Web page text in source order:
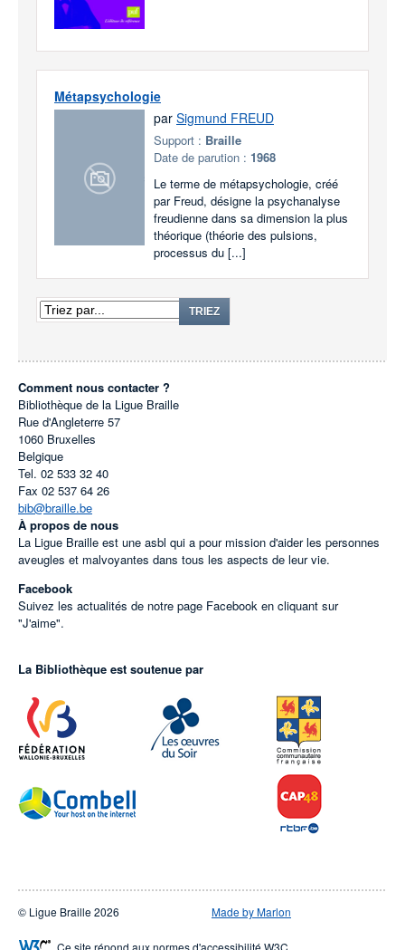
Métapsychologie
par Sigmund FREUD
Support : Braille
Date de parution : 1968
Le terme de métapsychologie, créé
par Freud, désigne la psychanalyse
freudienne dans sa dimension la plus
théorique (théorie des pulsions,
processus du [...]
TRIEZ
Comment nous contacter ?
Bibliothèque de la Ligue Braille
Rue d'Angleterre 57
1060 Bruxelles
Belgique
Tel. 02 533 32 40
Fax 02 537 64 26
bib@braille.be
À propos de nous
La Ligue Braille est une asbl qui a pour mission d'aider les personnes
aveugles et malvoyantes dans tous les aspects de leur vie.
Facebook
Suivez les actualités de notre page Facebook en cliquant sur
"J'aime".
La Bibliothèque est soutenue par
© Ligue Braille 2026 Made by Marlon
Ce site répond aux normes d'accessibilité W3C